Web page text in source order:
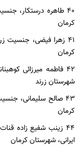
کرمان
کرمان
شهرستان زرند
کرمان
ایرانی، شهرستان کرمان